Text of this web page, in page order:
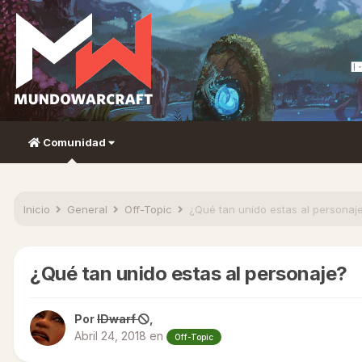
Comunidad
Inicio General Off-Topic ¿Qué tan unido estas al
¿Qué tan unido estas al personaje?
PorIDwarf
Abril 24, 2018 en Off-Topic